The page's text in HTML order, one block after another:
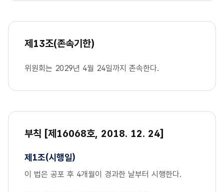
제13조(존속기한)
위원회는 2029년 4월 24일까지 존속한다.
부칙 [제16068호, 2018. 12. 24]
제1조(시행일)
이 법은 공포 후 4개월이 경과한 날부터 시행한다.